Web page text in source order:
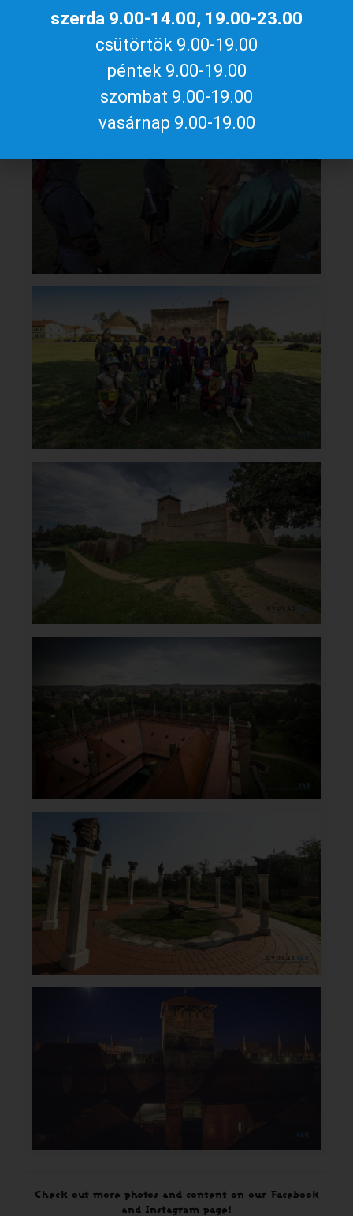
Check out more photos and content on our Facebook
and Instagram page!
szerda 9.00-14.00, 19.00-23.00
csütörtök 9.00-19.00
péntek 9.00-19.00
szombat 9.00-19.00
vasárnap 9.00-19.00